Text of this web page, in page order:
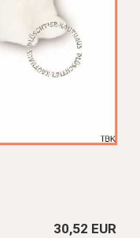
30,52 EUR